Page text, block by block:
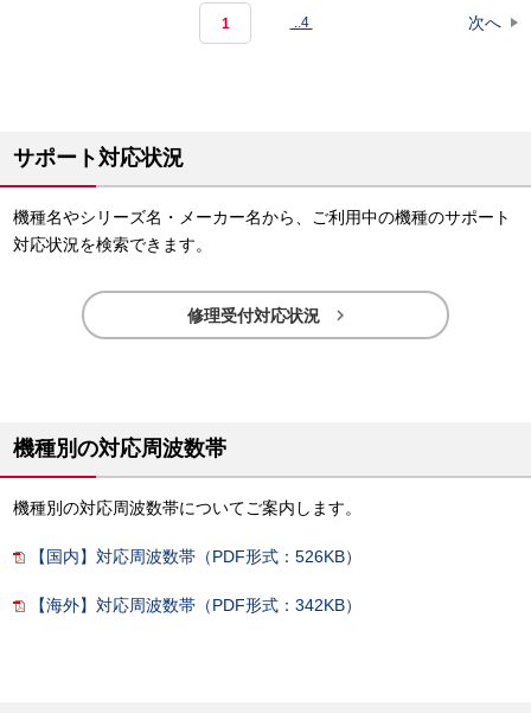
..4 次へ
サポート対応状況
機種名やシリーズ名・メーカー名から、ご利用中の機種のサポート
対応状況を検索できます。
修理受付対応状況 
機種別の対応周波数帯
機種別の対応周波数帯についてご案内します。
【国内】対応周波数帯（PDF形式：526KB）
【海外】対応周波数帯（PDF形式：342KB）